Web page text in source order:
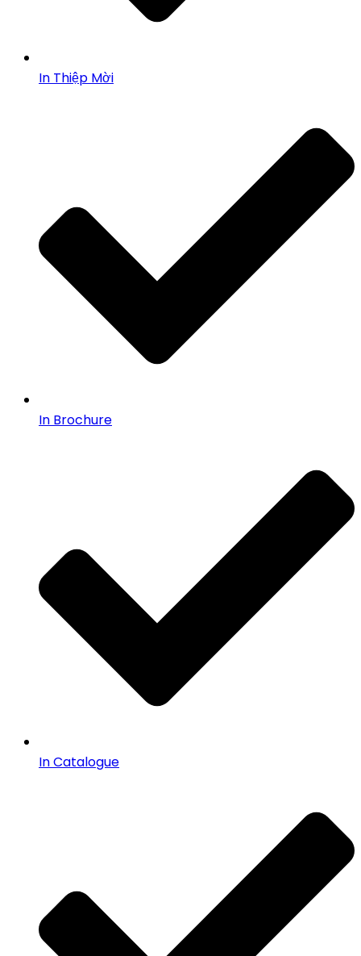
In Thiệp Mời
In Brochure
In Catalogue